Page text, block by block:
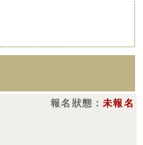
報名狀態：未報名